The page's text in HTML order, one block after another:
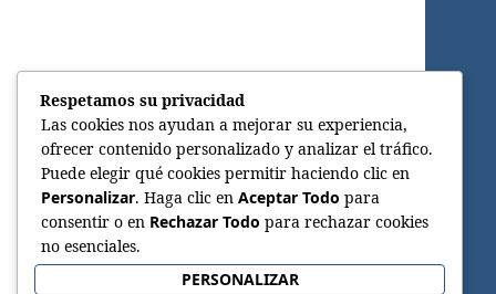
Respetamos su privacidad
Las cookies nos ayudan a mejorar su experiencia,
ofrecer contenido personalizado y analizar el tráfico.
Puede elegir qué cookies permitir haciendo clic en
Personalizar. Haga clic en Aceptar Todo para
consentir o en Rechazar Todo para rechazar cookies
no esenciales.
PERSONALIZAR